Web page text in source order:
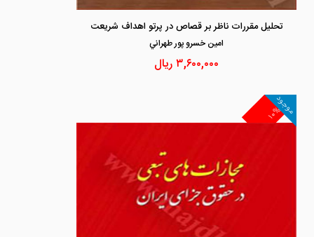
تحلیل مقررات ناظر بر قصاص در پرتو اهداف شریعت
امين خسرو پور طهراني
۳,۶۰۰,۰۰۰ریال
۱۰%
موجود